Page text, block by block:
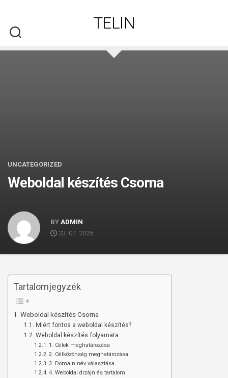
content
TELIN
UNCATEGORIZED
Weboldal készítés​ Csorna
BY ADMIN
23. 07. 2025
Tartalomjegyzék
Weboldal készítés Csorna
Miért fontos a weboldal készítés?
Weboldal készítés folyamata
1. Célok meghatározása
2. Célközönség meghatározása
3. Domain név választása
4. Weboldal dizájn és tartalom